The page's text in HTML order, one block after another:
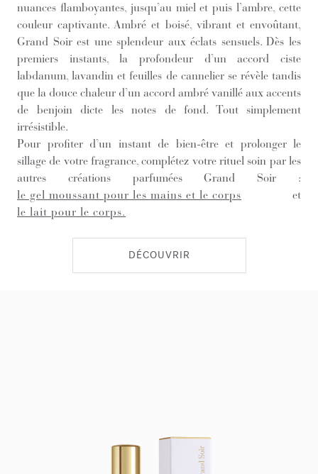
nuances flamboyantes, jusqu’au miel et puis l’ambre, cette
couleur captivante. Ambré et boisé, vibrant et envoûtant,
Grand Soir est une splendeur aux éclats sensuels. Dès les
premiers instants, la profondeur d’un accord ciste
labdanum, lavandin et feuilles de cannelier se révèle tandis
que la douce chaleur d’un accord ambré vanillé aux accents
de benjoin dicte les notes de fond. Tout simplement
irrésistible.
Pour profiter d’un instant de bien-être et prolonger le
sillage de votre fragrance, complétez votre rituel soin par les
autres créations parfumées Grand Soir :
le gel moussant pour les mains et le corps et
le lait pour le corps.
DÉCOUVRIR